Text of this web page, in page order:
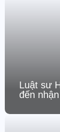
Luật sư
đến